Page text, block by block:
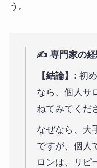
う。
✍️ 専門家の経
【結論】: 初
なら、個人サ
ねてみてくだ
なぜなら、大
ですが、個人
ロンは、リピ